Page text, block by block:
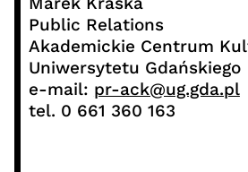
Public Relations
Akademickie Centrum
Uniwersytetu Gdańskiego
e-mail: pr-ack@ug.gda.pl
tel. 0 661 360 163